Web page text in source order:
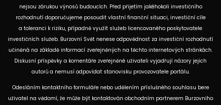
nejsou zárukou výnosů budoucích. Před přijetím jakéhokoli investičního
rozhodnutí doporučujeme posoudit vlastní finanční situaci, investiční cíle
a toleranci k riziku, případně využít služeb licencovaného poskytovatele
investičních služeb. Burzovní Svět nenese odpovědnost za investiční rozhodnutí
učiněná na základě informací zveřejněných na těchto internetových stránkách.
Diskusní příspěvky a komentáře zveřejněné uživateli vyjadřují názory jejich
autorů a nemusí odpovídat stanovisku provozovatele portálu.
Odesláním kontaktního formuláře nebo udělením příslušného souhlasu bere
uživatel na vědomí, že může být kontaktován obchodním partnerem Burzovního